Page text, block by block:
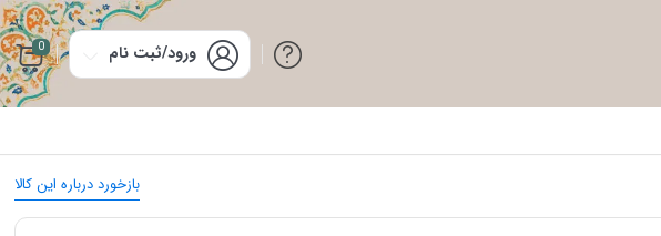
ورود/ثبت نام 0
بازخورد درباره این کالا